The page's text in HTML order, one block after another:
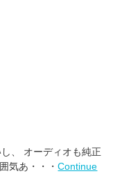
、 オーディオも純正
気あ・・・Continue